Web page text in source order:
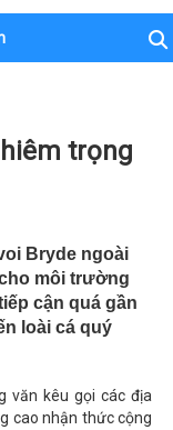
trọng
Bryde ngoài
môi trường
cận quá gần
loài cá quý
văn kêu gọi các địa
cao nhận thức cộng